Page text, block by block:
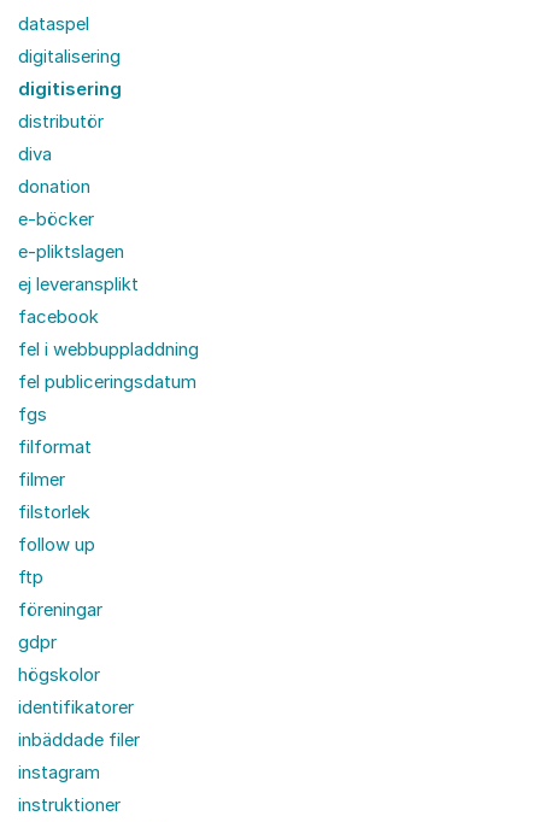
dataspel
digitalisering
digitisering
distributör
diva
donation
e-böcker
e-pliktslagen
ej leveransplikt
facebook
fel i webbuppladdning
fel publiceringsdatum
fgs
filformat
filmer
filstorlek
follow up
ftp
föreningar
gdpr
högskolor
identifikatorer
inbäddade filer
instagram
instruktioner